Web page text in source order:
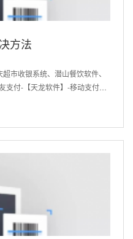
方法
市收银系统、潜山餐饮软件、
付-【天龙软件】-移动支付收